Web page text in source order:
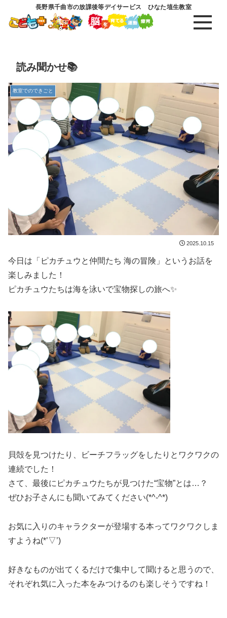
長野県千曲市の放課後等デイサービス ひなた埴生教室
読み聞かせ📚
教室でのできごと
2025.10.15
今日は「ピカチュウと仲間たち 海の冒険」というお話を
楽しみました！
ピカチュウたちは海を泳いで宝物探しの旅へ✨
貝殻を見つけたり、ビーチフラッグをしたりとワクワクの
連続でした！
さて、最後にピカチュウたちが見つけた“宝物”とは…？
ぜひお子さんにも聞いてみてください(*^-^*)
お気に入りのキャラクターが登場する本ってワクワクしま
すようね(*’▽’)
好きなものが出てくるだけで集中して聞けると思うので、
それぞれ気に入った本をみつけるのも楽しそうですね！